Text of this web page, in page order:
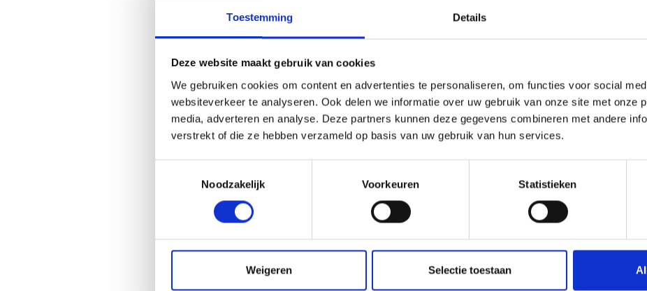
Toestemming Details
Deze website maakt gebruik van cookies
We gebruiken cookies om content en advertenties te personaliseren, om functies voor social
websiteverkeer te analyseren. Ook delen we informatie over uw gebruik van onze site met onze
media, adverteren en analyse. Deze partners kunnen deze gegevens combineren met andere
verstrekt of die ze hebben verzameld op basis van uw gebruik van hun services.
Noodzakelijk
Voorkeuren Statistieken
Weigeren Selectie toestaan